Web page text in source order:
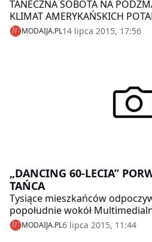
TANECZNA SOBOTA NA
KLIMAT AMERYKAŃSKICH
KOLEJNA ZABAWA NA ŚWIEŻYM
LIPCA. PRZEDWOJENNE
MODAIJA.PL14 lipca 2015, 17:56
„DANCING 60-LECIA”
TAŃCA
Tysiące mieszkańców
popołudnie wokół
Tego dnia odbyła się też
otwierająca cykl „Dancing 60-
MODAIJA.PL6 lipca 2015, 11:44